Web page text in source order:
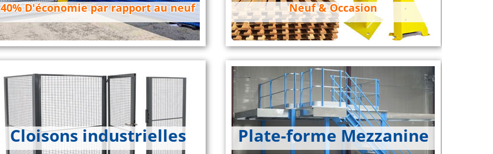
40% D'économie par rapport au neuf Neuf & Occasion
Cloisons industrielles Plate-forme Mezzanine